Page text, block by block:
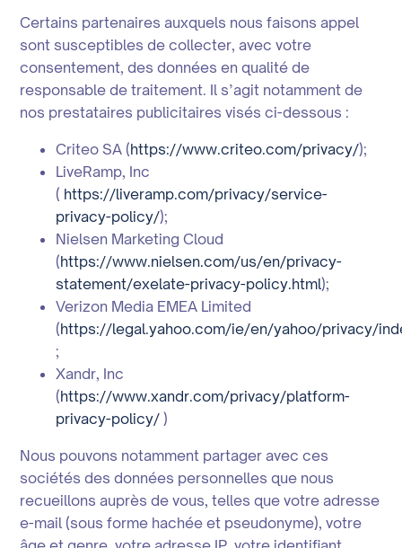
Certains partenaires auxquels nous faisons appel
sont susceptibles de collecter, avec votre
consentement, des données en qualité de
responsable de traitement. Il s’agit notamment de
nos prestataires publicitaires visés ci-dessous :
Criteo SA (https://www.criteo.com/privacy/);
LiveRamp, Inc
( https://liveramp.com/privacy/service-
privacy-policy/);
Nielsen Marketing Cloud
(https://www.nielsen.com/us/en/privacy-
statement/exelate-privacy-policy.html);
Verizon Media EMEA Limited
(https://legal.yahoo.com/ie/en/yahoo/privacy/
;
Xandr, Inc
(https://www.xandr.com/privacy/platform-
privacy-policy/ )
Nous pouvons notamment partager avec ces
sociétés des données personnelles que nous
recueillons auprès de vous, telles que votre adresse
e-mail (sous forme hachée et pseudonyme), votre